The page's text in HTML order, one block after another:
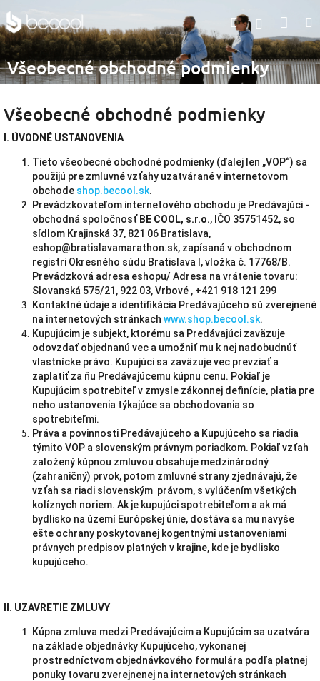
na
obsah
Hľadať
Všeobecné obchodné podmienky
Všeobecné obchodné podmienky
I. ÚVODNÉ USTANOVENIA
Tieto všeobecné obchodné podmienky (ďalej len „VOP“) sa
použijú pre zmluvné vzťahy uzatvárané v internetovom
obchode shop.becool.sk.
Prevádzkovateľom internetového obchodu je Predávajúci -
obchodná spoločnosť BE COOL, s.r.o., IČO 35751452, so
sídlom Krajinská 37, 821 06 Bratislava,
eshop@bratislavamarathon.sk, zapísaná v obchodnom
registri Okresného súdu Bratislava I, vložka č. 17768/B.
Prevádzková adresa eshopu/ Adresa na vrátenie tovaru:
Slovanská 575/21, 922 03, Vrbové , +421 918 121 299
Kontaktné údaje a identifikácia Predávajúceho sú zverejnené
na internetových stránkach www.shop.becool.sk.
Kupujúcim je subjekt, ktorému sa Predávajúci zaväzuje
odovzdať objednanú vec a umožniť mu k nej nadobudnúť
vlastnícke právo. Kupujúci sa zaväzuje vec prevziať a
zaplatiť za ňu Predávajúcemu kúpnu cenu. Pokiaľ je
Kupujúcim spotrebiteľ v zmysle zákonnej definície, platia pre
neho ustanovenia týkajúce sa obchodovania so
spotrebiteľmi.
Práva a povinnosti Predávajúceho a Kupujúceho sa riadia
týmito VOP a slovenským právnym poriadkom. Pokiaľ vzťah
založený kúpnou zmluvou obsahuje medzinárodný
(zahraničný) prvok, potom zmluvné strany zjednávajú, že
vzťah sa riadi slovenským právom, s vylúčením všetkých
kolíznych noriem. Ak je kupujúci spotrebiteľom a ak má
bydlisko na území Európskej únie, dostáva sa mu navyše
ešte ochrany poskytovanej kogentnými ustanoveniami
právnych predpisov platných v krajine, kde je bydlisko
kupujúceho.
II. UZAVRETIE ZMLUVY
Kúpna zmluva medzi Predávajúcim a Kupujúcim sa uzatvára
na základe objednávky Kupujúceho, vykonanej
prostredníctvom objednávkového formulára podľa platnej
ponuky tovaru zverejnenej na internetových stránkach